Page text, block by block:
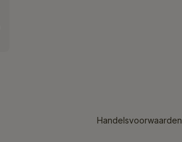
Handelsvoorwaarden